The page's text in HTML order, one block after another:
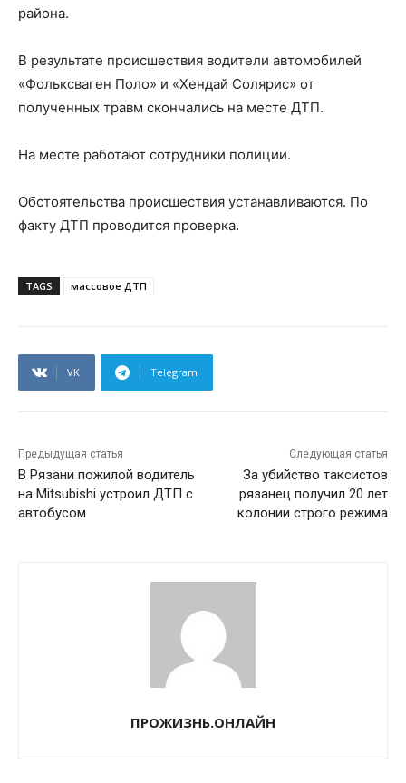
района.
В результате происшествия водители автомобилей
«Фольксваген Поло» и «Хендай Солярис» от
полученных травм скончались на месте ДТП.
На месте работают сотрудники полиции.
Обстоятельства происшествия устанавливаются. По
факту ДТП проводится проверка.
TAGS массовое ДТП
VK Telegram
Предыдущая статья
В Рязани пожилой водитель
на Mitsubishi устроил ДТП с
автобусом
Следующая статья
За убийство таксистов
рязанец получил 20 лет
колонии строго режима
ПРОЖИЗНЬ.ОНЛАЙН